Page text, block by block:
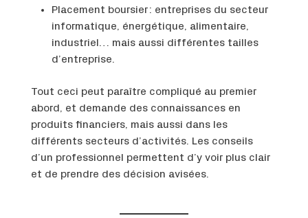
Placement boursier : entreprises du secteur
informatique, énergétique, alimentaire,
industriel… mais aussi différentes tailles
d’entreprise.
Tout ceci peut paraître compliqué au premier
abord, et demande des connaissances en
produits financiers, mais aussi dans les
différents secteurs d’activités. Les conseils
d’un professionnel permettent d’y voir plus clair
et de prendre des décision avisées.